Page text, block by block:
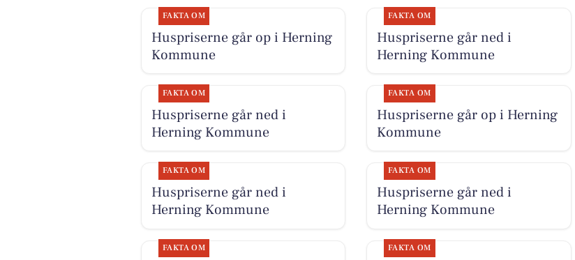
FAKTA OM
Huspriserne går op i Herning
Kommune
FAKTA OM
Huspriserne går ned i
Herning Kommune
FAKTA OM
Huspriserne går ned i
Herning Kommune
FAKTA OM
Huspriserne går op i Herning
Kommune
FAKTA OM
Huspriserne går ned i
Herning Kommune
FAKTA OM
Huspriserne går ned i
Herning Kommune
FAKTA OM FAKTA OM